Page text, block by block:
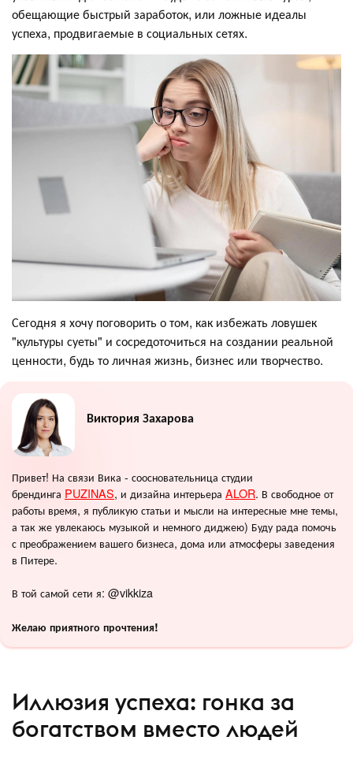
обещающие быстрый заработок, или ложные идеалы
успеха, продвигаемые в социальных сетях.
Сегодня я хочу поговорить о том, как избежать ловушек
"культуры суеты" и сосредоточиться на создании реальной
ценности, будь то личная жизнь, бизнес или творчество.
Виктория Захарова
Привет! На связи Вика - соосновательница студии
брендинга PUZINAS, и дизайна интерьера ALOR. В свободное от
работы время, я публикую статьи и мысли на интересные мне темы,
а так же увлекаюсь музыкой и немного диджею) Буду рада помочь
с преображением вашего бизнеса, дома или атмосферы заведения
в Питере.
В той самой сети я: @vikkiza
Желаю приятного прочтения!
Иллюзия успеха: гонка за
богатством вместо людей